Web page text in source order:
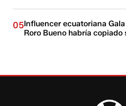
05Influencer ecuatoriana
Roro Bueno habría